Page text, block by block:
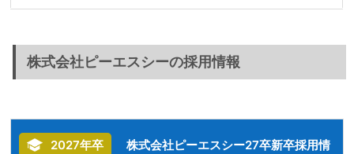
株式会社ピーエスシーの採用情報
2027年卒
株式会社ピーエスシー27卒新卒採用情